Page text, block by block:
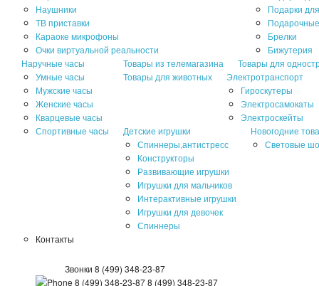
Наушники
ТВ приставки
Караоке микрофоны
Очки виртуальной реальности
Подарки
Брелки
Бижутерия
Наручные часы
Умные часы
Мужские часы
Женские часы
Кварцевые часы
Спортивные часы
Товары из телемагазина
Товары для
Товары для животных
Электротранспорт
Гироскутеры
Электросамокаты
Электроскейты
Детские игрушки
Спиннеры,антистресс
Конструкторы
Развивающие игрушки
Игрушки для мальчиков
Интерактивные игрушки
Игрушки для девочек
Спиннеры
Новогодние
Световые
Контакты
Звонки 8 (499) 348-23-87
8 (499) 348-23-878 (499) 348-23-87